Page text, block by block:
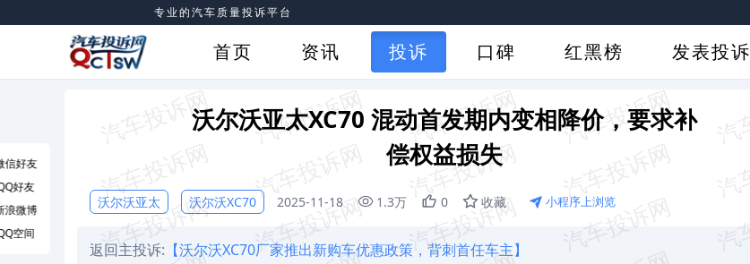
专业的汽车质量投诉平台
首页 资讯 投诉 口碑 红黑榜 发表投诉
沃尔沃亚太XC70 混动首发期内变相降价，要求补
偿权益损失
沃尔沃亚太 沃尔沃XC70 2025-11-18 1.3万 0 收藏 小程序上浏览
返回主投诉: 【沃尔沃XC70厂家推出新购车优惠政策，背刺首任车主】
信好友
好友
浪微博
空间